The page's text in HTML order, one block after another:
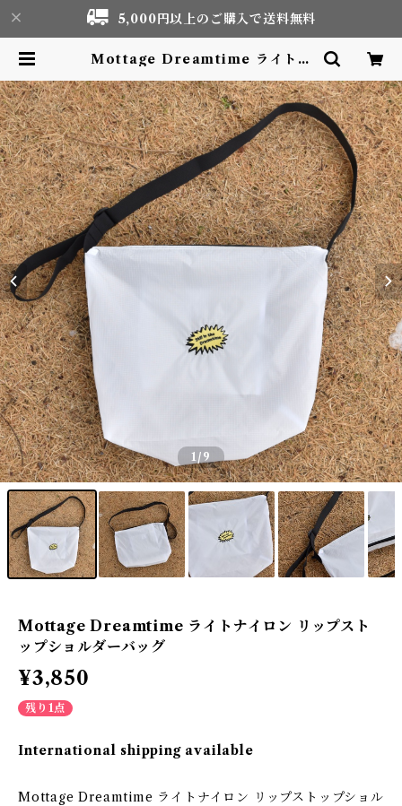
5,000円以上のご購入で送料無料
Mottage Dreamtime ライトナ
ッグ | Motor life & Outdoor
Adventure Tourism gear sho
p
1/9
Mottage Dreamtime ライトナイロン リップスト
ップショルダーバッグ
¥3,850
残り1点
International shipping available
Mottage Dreamtime ライトナイロン リップストップショル